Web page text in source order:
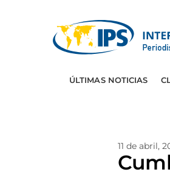
ÚLTIMAS NOTICIAS
11 de abril,